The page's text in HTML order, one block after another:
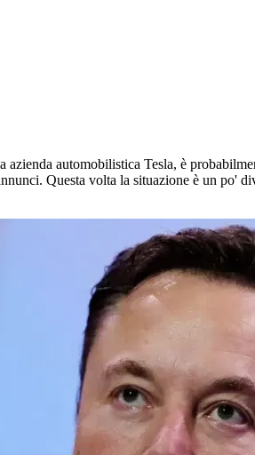
automobilistica Tesla, è
Questa volta la situazione è un po'